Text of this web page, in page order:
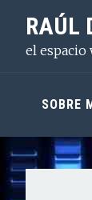
principal
contenido
lateral
RAÚL
el espacio
SOBRE